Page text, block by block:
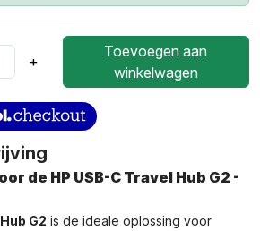
+
Toevoegen aan
winkelwagen
de HP USB-C Travel Hub G2 -
G2 is de ideale oplossing voor